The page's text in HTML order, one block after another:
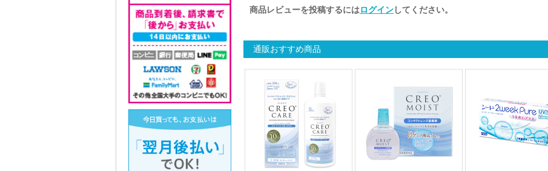
商品レビューを投稿するにはログインしてください。
通販おすすめ商品